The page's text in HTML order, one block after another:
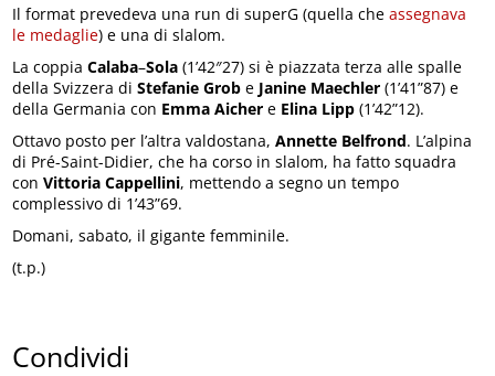
Il format prevedeva una run di superG (quella cheassegnava
le medaglie) e una di slalom.
La coppiaCalaba–Sola (1’42″27) si è piazzata terza alle spalle
della Svizzera diStefanie Grob e Janine Maechler (1’41”87) e
della Germania con Emma Aicher e Elina Lipp (1’42”12).
Ottavo posto per l’altra valdostana,Annette Belfrond. L’alpina
di Pré-Saint-Didier, che ha corso in slalom, ha fatto squadra
conVittoria Cappellini, mettendo a segno un tempo
complessivo di 1’43”69.
Domani, sabato, il gigante femminile.
(t.p.)
Condividi